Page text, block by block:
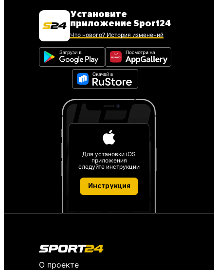
Установите
приложение Sport24
Что нового? История изменений
Для установки iOS
приложения
следуйте инструкции
Инструкция
О проекте